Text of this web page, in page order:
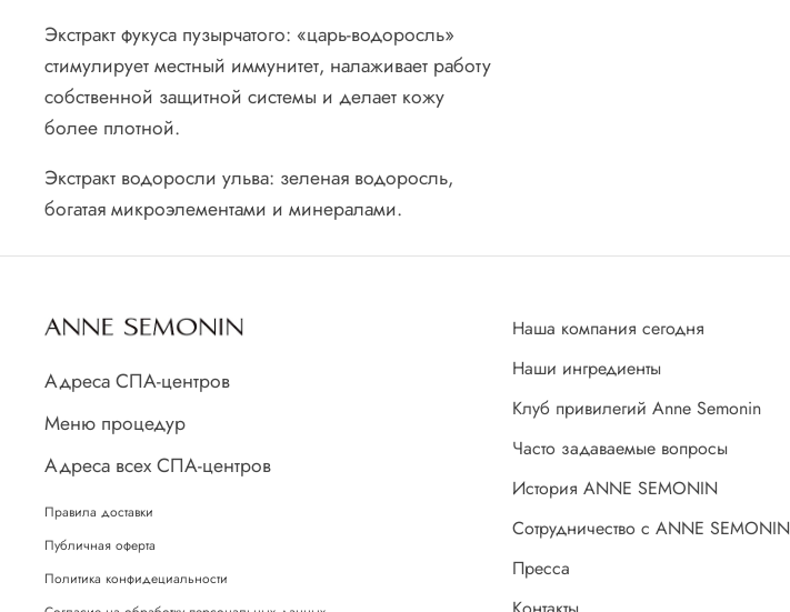
Экстракт фукуса пузырчатого: «царь-водоросль»
стимулирует местный иммунитет, налаживает работу
собственной защитной системы и делает кожу
более плотной.
Экстракт водоросли ульва: зеленая водоросль,
богатая микроэлементами и минералами.
Адреса СПА-центров
Меню процедур
Адреса всех СПА-центров
Правила доставки
Публичная оферта
Политика конфидециальности
Наша компания сегодня
Наши ингредиенты
Клуб привилегий Anne Semonin
Часто задаваемые вопросы
История ANNE SEMONIN
Сотрудничество с ANNE SEMONIN
Пресса